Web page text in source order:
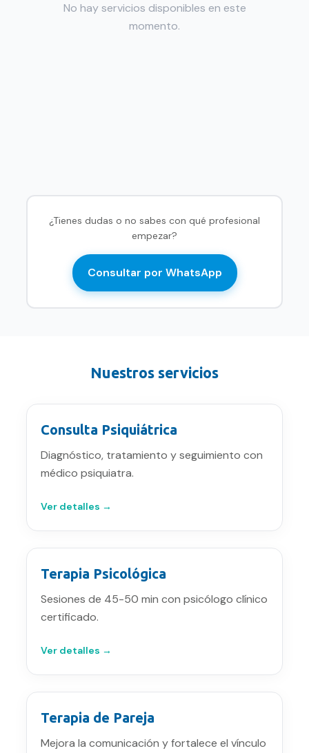
No hay servicios disponibles en este
momento.
¿Tienes dudas o no sabes con qué profesional
empezar?
Consultar por WhatsApp
Nuestros servicios
Consulta Psiquiátrica
Diagnóstico, tratamiento y seguimiento con
médico psiquiatra.
Ver detalles →
Terapia Psicológica
Sesiones de 45-50 min con psicólogo clínico
certificado.
Ver detalles →
Terapia de Pareja
Mejora la comunicación y fortalece el vínculo